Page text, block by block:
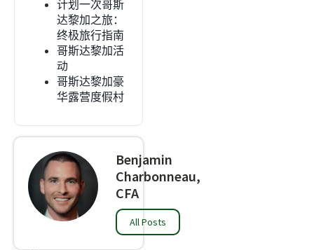
计划一次哥斯
达黎加之旅：
终极旅行指南
哥斯达黎加活
动
哥斯达黎加豪
华露营度假村
Benjamin
Charbonneau,
CFA
All Posts